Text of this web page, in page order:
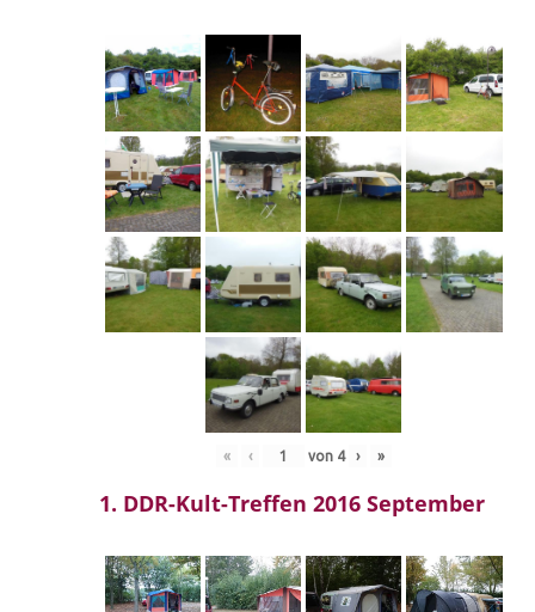
« ‹ von 4 › »
1. DDR-Kult-Treffen 2016 September